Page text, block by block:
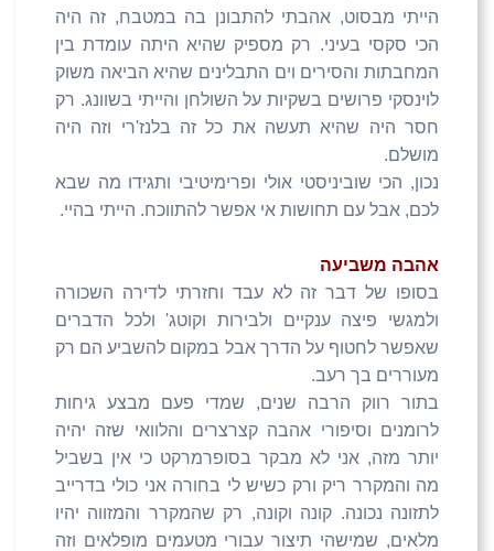
הייתי מבסוט, אהבתי להתבונן בה במטבח, זה היה
הכי סקסי בעיני. רק מספיק שהיא היתה עומדת בין
המחבתות והסירים וים התבלינים שהיא הביאה משוק
לוינסקי פרושים בשקיות על השולחן והייתי בשוונג. רק
חסר היה שהיא תעשה את כל זה בלנז'רי וזה היה
מושלם.
נכון, הכי שוביניסטי אולי ופרימיטיבי ותגידו מה שבא
לכם, אבל עם תחושות אי אפשר להתווכח. הייתי בהיי.
אהבה משביעה
בסופו של דבר זה לא עבד וחזרתי לדירה השכורה
ולמגשי פיצה ענקיים ולבירות וקוטג' ולכל הדברים
שאפשר לחטוף על הדרך אבל במקום להשביע הם רק
מעוררים בך רעב.
בתור רווק הרבה שנים, שמדי פעם מבצע גיחות
לרומנים וסיפורי אהבה קצרצרים והלוואי שזה יהיה
יותר מזה, אני לא מבקר בסופרמרקט כי אין בשביל
מה והמקרר ריק ורק כשיש לי בחורה אני כולי בדרייב
לתזונה נכונה. קונה וקונה, רק שהמקרר והמזווה יהיו
מלאים, שמישהי תיצור עבורי מטעמים מופלאים וזה